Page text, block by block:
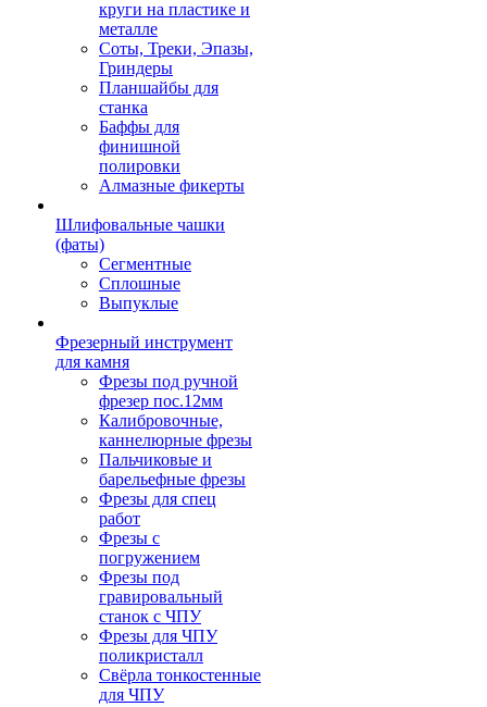
круги на пластике и
металле
Соты, Треки, Эпазы,
Гриндеры
Планшайбы для
станка
Баффы для
финишной
полировки
Алмазные фикерты
Шлифовальные чашки
(фаты)
Сегментные
Сплошные
Выпуклые
Фрезерный инструмент
для камня
Фрезы под ручной
фрезер пос.12мм
Калибровочные,
каннелюрные фрезы
Пальчиковые и
барельефные фрезы
Фрезы для спец
работ
Фрезы с
погружением
Фрезы под
гравировальный
станок с ЧПУ
Фрезы для ЧПУ
поликристалл
Свёрла тонкостенные
для ЧПУ